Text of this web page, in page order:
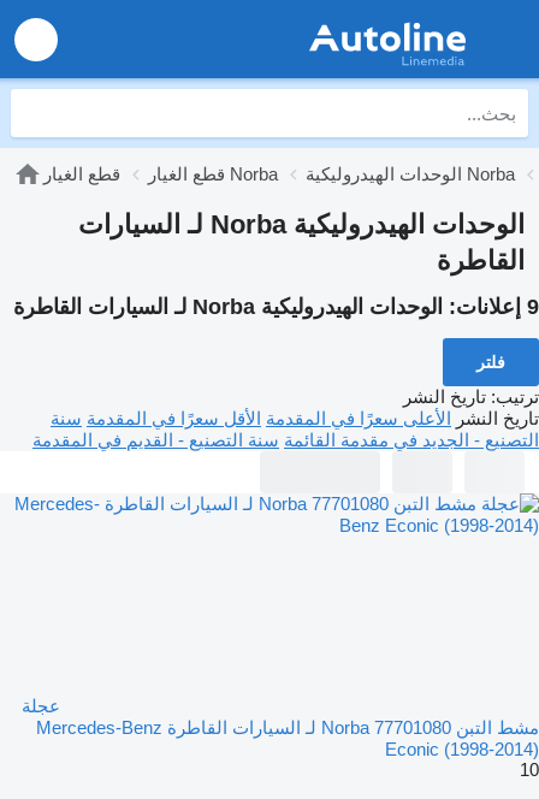
قطع الغيار قطع الغيار Norba الوحدات الهيدروليكية Norba
الوحدات الهيدروليكية Norba لـ السيارات
القاطرة
9 إعلانات: الوحدات الهيدروليكية Norba لـ السيارات القاطرة
فلتر
ترتيب: تاريخ النشر
تاريخ النشر الأعلى سعرًا في المقدمة الأقل سعرًا في المقدمة سنة
التصنيع - الجديد في مقدمة القائمة سنة التصنيع - القديم في المقدمة
عجلة
مشط التبن Norba 77701080 لـ السيارات القاطرة Mercedes-Benz
Econic (1998-2014)
10